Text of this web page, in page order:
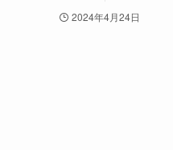
2024年4月24日